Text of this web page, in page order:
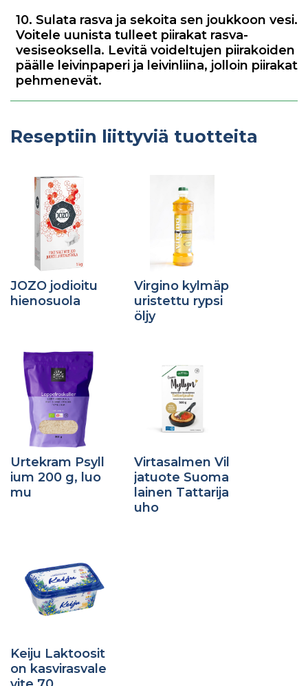
10. Sulata rasva ja sekoita sen joukkoon vesi.
Voitele uunista tulleet piirakat rasva-
vesiseoksella. Levitä voideltujen piirakoiden
päälle leivinpaperi ja leivinliina, jolloin piirakat
pehmenevät.
Reseptiin liittyviä tuotteita
JOZO jodioitu
hienosuola
Virgino kylmäp
uristettu rypsi
öljy
Urtekram Psyll
ium 200 g, luo
mu
Virtasalmen Vil
jatuote Suoma
lainen Tattarija
uho
Keiju Laktoosit
on kasvirasvale